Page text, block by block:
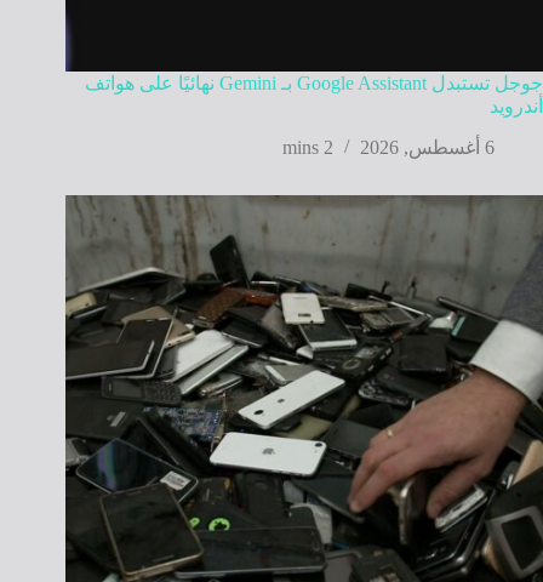
جوجل تستبدل Google Assistant بـ Gemini نهائيًا على هواتف
أندرويد
6 أغسطس, 2026
2 mins